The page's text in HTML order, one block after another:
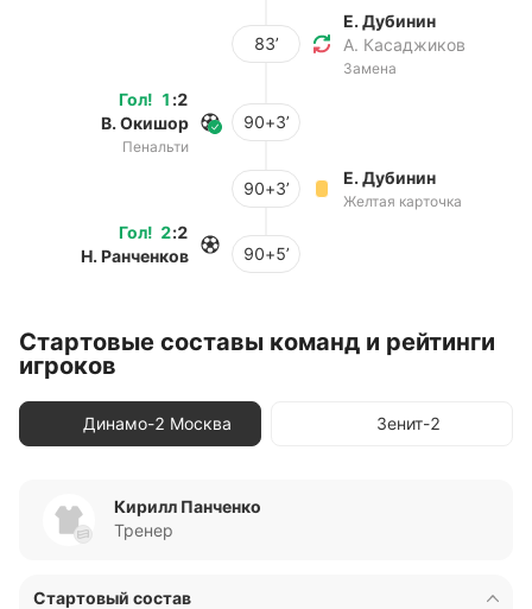
83’
Е. Дубинин
А. Касаджиков
Замена
Гол! 1 :2
В. Окишор
Пенальти
90+3’
90+3’
Е. Дубинин
Желтая карточка
Гол! 2:2
Н. Ранченков
90+5’
Стартовые составы команд и рейтинги
игроков
Динамо-2 Москва Зенит-2
Кирилл Панченко
Тренер
Стартовый состав